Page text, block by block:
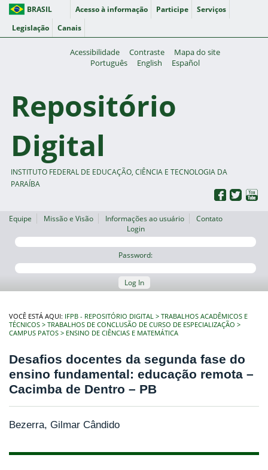
BRASIL Acesso à informação Participe
Serviços
Legislação
Canais
Acessibilidade Contraste
Mapa do site
Português
English Español
Repositório
Digital
INSTITUTO FEDERAL DE EDUCAÇÃO, CIÊNCIA E TECNOLOGIA DA
PARAÍBA
Equipe Missão e Visão Informações ao usuário
Contato
Login
Password:
Log In
VOCÊ ESTÁ AQUI: IFPB - REPOSITÓRIO DIGITAL
TRABALHOS ACADÊMICOS E
TÉCNICOS
TRABALHOS DE CONCLUSÃO DE CURSO DE ESPECIALIZAÇÃO
CAMPUS PATOS
ENSINO DE CIÊNCIAS E MATEMÁTICA
Desafios docentes da segunda fase do
ensino fundamental: educação remota –
Cacimba de Dentro – PB
Bezerra, Gilmar Cândido